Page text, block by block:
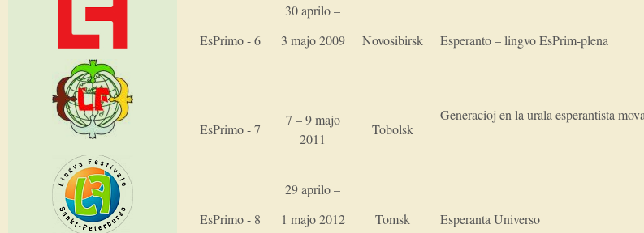
EsPrimo - 6
30 aprilo –
3 majo 2009
Novosibirsk Esperanto – lingvo EsPrim-plena
EsPrimo - 7
7 – 9 majo
2011
Tobolsk
Generacioj en la urala esperantista
EsPrimo - 8
29 aprilo –
1 majo 2012
Tomsk Esperanta Universo